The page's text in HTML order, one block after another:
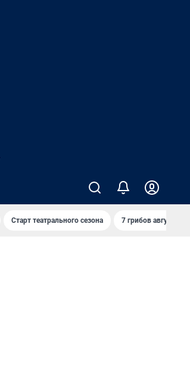
Старт театрального сезона 7 грибов августа